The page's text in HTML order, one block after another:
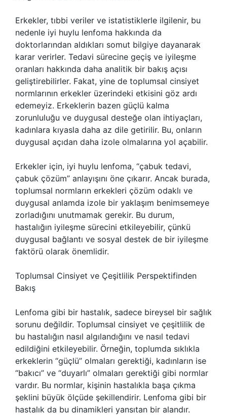
Erkekler, tıbbi veriler ve istatistiklerle ilgilenir, bu
nedenle iyi huylu lenfoma hakkında da
doktorlarından aldıkları somut bilgiye dayanarak
karar verirler. Tedavi sürecine geçiş ve iyileşme
oranları hakkında daha analitik bir bakış açısı
geliştirebilirler. Fakat, yine de toplumsal cinsiyet
normlarının erkekler üzerindeki etkisini göz ardı
edemeyiz. Erkeklerin bazen güçlü kalma
zorunluluğu ve duygusal desteğe olan ihtiyaçları,
kadınlara kıyasla daha az dile getirilir. Bu, onların
duygusal açıdan daha izole olmalarına yol açabilir.
Erkekler için, iyi huylu lenfoma, “çabuk tedavi,
çabuk çözüm” anlayışını öne çıkarır. Ancak burada,
toplumsal normların erkekleri çözüm odaklı ve
duygusal anlamda izole bir yaklaşım benimsemeye
zorladığını unutmamak gerekir. Bu durum,
hastalığın iyileşme sürecini etkileyebilir, çünkü
duygusal bağlantı ve sosyal destek de bir iyileşme
faktörü olarak önemlidir.
Toplumsal Cinsiyet ve Çeşitlilik Perspektifinden
Bakış
Lenfoma gibi bir hastalık, sadece bireysel bir sağlık
sorunu değildir. Toplumsal cinsiyet ve çeşitlilik de
bu hastalığın nasıl algılandığını ve nasıl tedavi
edildiğini etkileyebilir. Örneğin, toplumda sıklıkla
erkeklerin “güçlü” olmaları gerektiği, kadınların ise
“bakıcı” ve “duyarlı” olmaları gerektiği gibi normlar
vardır. Bu normlar, kişinin hastalıkla başa çıkma
şeklini büyük ölçüde şekillendirir. Lenfoma gibi bir
hastalık da bu dinamikleri yansıtan bir alandır.